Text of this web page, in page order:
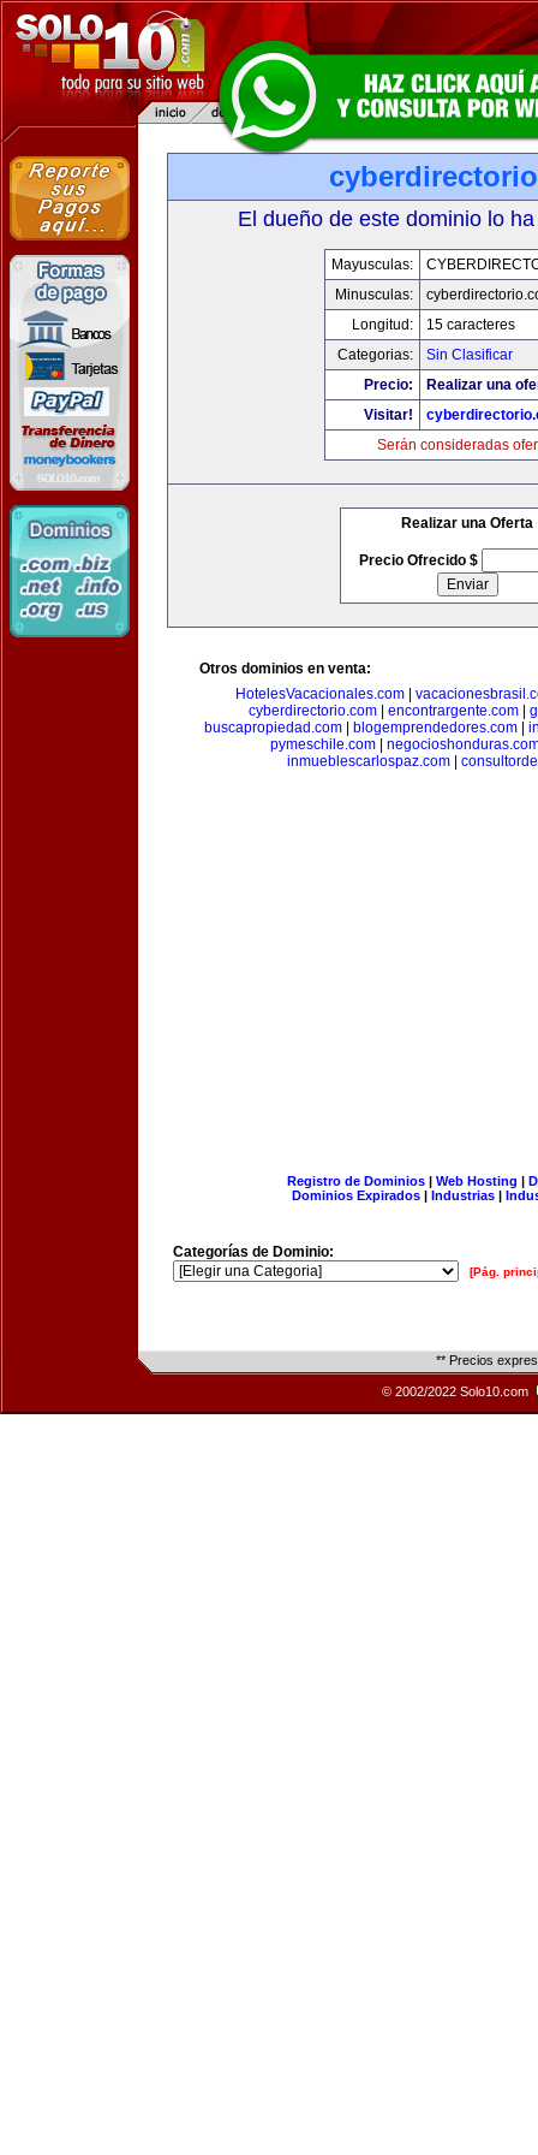
El dueño de este dominio lo
Mayusculas:
Minusculas:
Longitud:
15 caracteres
Categorias:
Sin Clasificar
Precio:
Realizar una
Visitar!
Serán consideradas
Realizar una Oferta
Precio Ofrecido $
Otros dominios en venta:
HotelesVacacionales.com|
cyberdirectorio.com| encontrargente.com|
buscapropiedad.com| blogemprendedores.com|
pymeschile.com|
inmueblescarlospaz.com|
Registro de Dominios| Web Hosting |
Dominios Expirados | Industrias |
Categorías de Dominio:
[Pág.
** Precios
© 2002/2022 Solo10.com